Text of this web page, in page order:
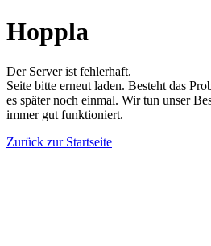
Hoppla
Der Server ist fehlerhaft.
Seite bitte erneut laden. Besteht das
es später noch einmal. Wir tun unser
immer gut funktioniert.
Zurück zur Startseite